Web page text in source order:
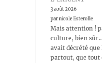
3 août 2026
par nicole Esterolle
Mais attention !
culture, bien sûr…
avait décrété
partout, que